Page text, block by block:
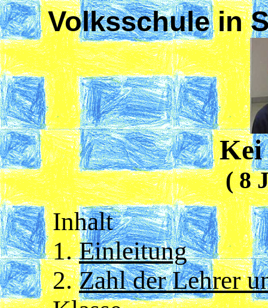
Volksschule in
Kei
( 8
Inhalt
1.Einleitung
2.Zahl der Lehrer